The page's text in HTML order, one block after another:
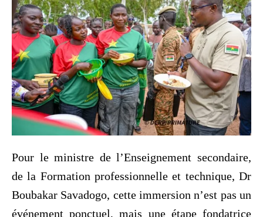
‎Pour le ministre de l’Enseignement secondaire,
de la Formation professionnelle et technique, Dr
Boubakar Savadogo, cette immersion n’est pas un
événement ponctuel, mais une étape fondatrice